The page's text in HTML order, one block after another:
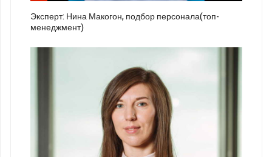
Эксперт: Нина Макогон, подбор персонала(топ-
менеджмент)